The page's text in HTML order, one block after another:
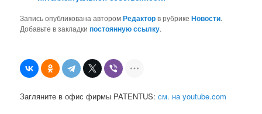
Запись опубликована авторомРедакторв рубрикеНовости.
Добавьте в закладкипостоянную ссылку.
Загляните в офис фирмы PATENTUS:см. на youtube.com